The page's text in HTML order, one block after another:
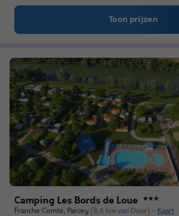
Toon prijzen
Camping Les Bords de Loue ★★★
Franche Comté, Parcey (8,6 km van Dole) Kaart